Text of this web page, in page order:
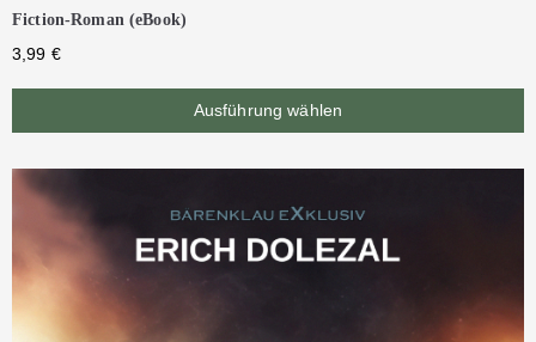
Fiction-Roman (eBook)
3,99 €
Ausführung wählen